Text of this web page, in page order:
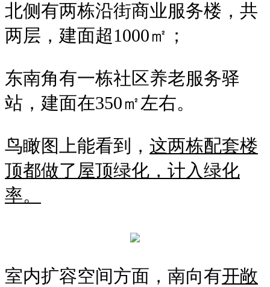
北侧有两栋沿街商业服务楼，共
两层，建面超1000㎡；
东南角有一栋社区养老服务驿
站，建面在350㎡左右。
鸟瞰图上能看到， 这两栋配套楼
顶都做了屋顶绿化，计入绿化
率。
室内扩容空间方面，南向有开敞